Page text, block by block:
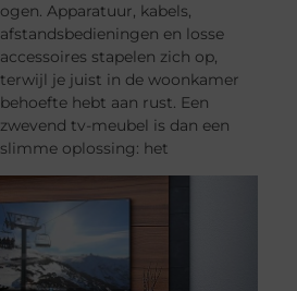
ogen. Apparatuur, kabels,
afstandsbedieningen en losse
accessoires stapelen zich op,
terwijl je juist in de woonkamer
behoefte hebt aan rust. Een
zwevend tv-meubel is dan een
slimme oplossing: het